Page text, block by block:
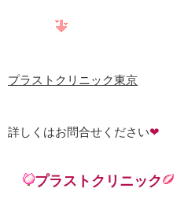
プラストクリニック東京
詳しくはお問合せください❤
プラストクリニック